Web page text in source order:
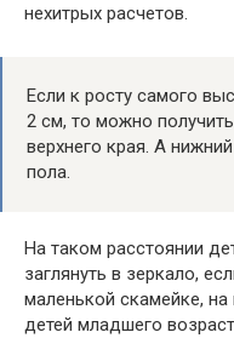
нехитрых расчетов.
Если к росту самого
2 см, то можно
верхнего края. А
пола.
На таком расстоянии
заглянуть в зеркало,
маленькой скамейке,
детей младшего